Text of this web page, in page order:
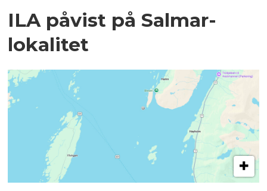
ILA påvist på Salmar-
lokalitet